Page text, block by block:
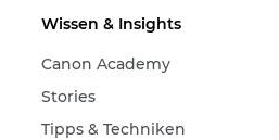
Wissen & Insights
Canon Academy
Stories
Tipps & Techniken